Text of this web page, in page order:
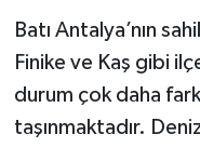
Batı Antalya’nın
Finike ve Kaş gibi
durum çok daha
taşınmaktadır.